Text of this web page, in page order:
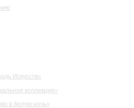
Искусств»
коллекция»
в белую ночь»